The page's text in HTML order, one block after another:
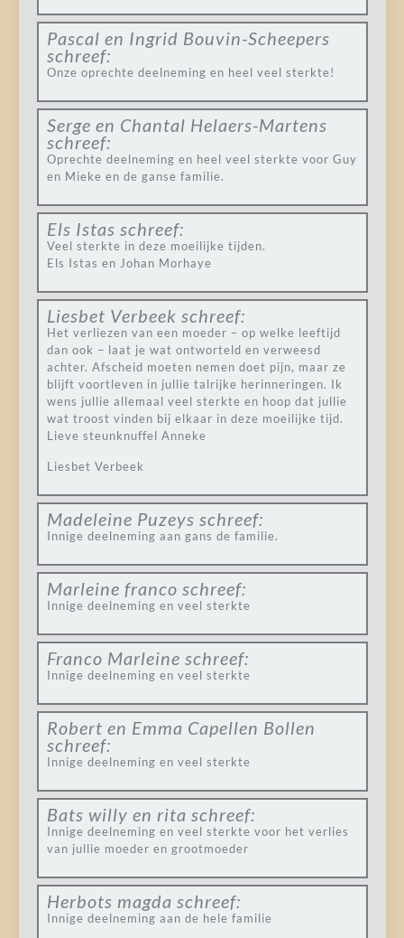
Pascal en Ingrid Bouvin-Scheepers
schreef:
Onze oprechte deelneming en heel veel sterkte!
Serge en Chantal Helaers-Martens
schreef:
Oprechte deelneming en heel veel sterkte voor Guy
en Mieke en de ganse familie.
Els Istas schreef:
Veel sterkte in deze moeilijke tijden.
Els Istas en Johan Morhaye
Liesbet Verbeek schreef:
Het verliezen van een moeder – op welke leeftijd
dan ook – laat je wat ontworteld en verweesd
achter. Afscheid moeten nemen doet pijn, maar ze
blijft voortleven in jullie talrijke herinneringen. Ik
wens jullie allemaal veel sterkte en hoop dat jullie
wat troost vinden bij elkaar in deze moeilijke tijd.
Lieve steunknuffel Anneke
Liesbet Verbeek
Madeleine Puzeys schreef:
Innige deelneming aan gans de familie.
Marleine franco schreef:
Innige deelneming en veel sterkte
Franco Marleine schreef:
Innige deelneming en veel sterkte
Robert en Emma Capellen Bollen
schreef:
Innige deelneming en veel sterkte
Bats willy en rita schreef:
Innige deelneming en veel sterkte voor het verlies
van jullie moeder en grootmoeder
Herbots magda schreef:
Innige deelneming aan de hele familie